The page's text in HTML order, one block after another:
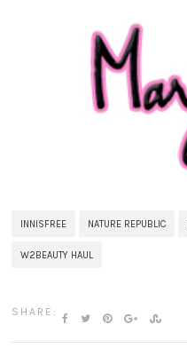
INNISFREE NATURE REPUBLIC
W2BEAUTY HAUL
SHARE: